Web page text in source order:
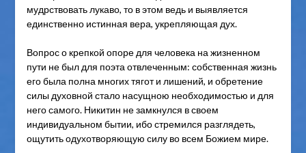
мудрствовать лукаво, то в этом ведь и выявляется
единственно истинная вера, укрепляющая дух.
Вопрос о крепкой опоре для человека на жизненном
пути не был для поэта отвлеченным: собственная жизнь
его была полна многих тягот и лишений, и обретение
силы духовной стало насущною необходимостью и для
него самого. Никитин не замкнулся в своем
индивидуальном бытии, ибо стремился разглядеть,
ощутить одухотворяющую силу во всем Божием мире.